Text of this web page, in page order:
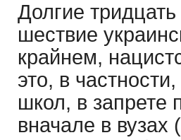
Долгие
шествие
крайнем,
это, в
школ, в запрете
вначале в вузах